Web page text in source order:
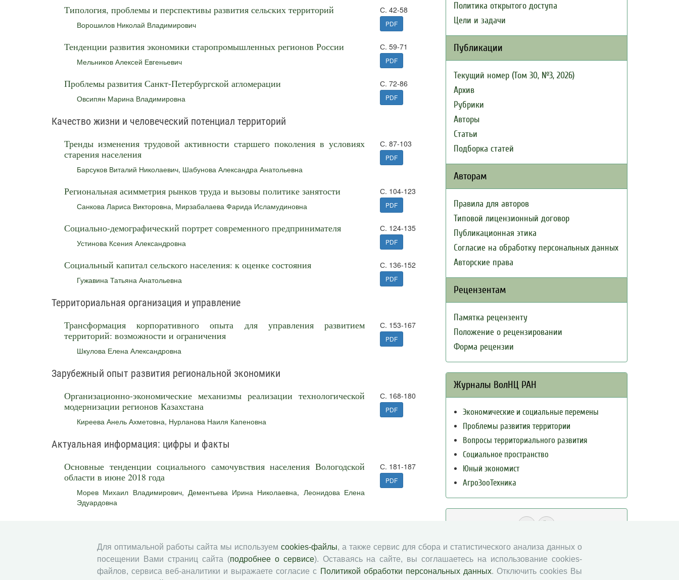
Типология, проблемы и перспективы развития сельских территорий
Ворошилов Николай Владимирович
С. 42-58
PDF
Тенденции развития экономики старопромышленных регионов России
Мельников Алексей Евгеньевич
С. 59-71
PDF
Проблемы развития Санкт-Петербургской агломерации
Овсипян Марина Владимировна
С. 72-86
PDF
Качество жизни и человеческий потенциал территорий
Тренды изменения трудовой активности старшего поколения в условиях
старения населения
Барсуков Виталий Николаевич, Шабунова Александра Анатольевна
С. 87-103
PDF
Региональная асимметрия рынков труда и вызовы политике занятости
Санкова Лариса Викторовна, Мирзабалаева Фарида Исламудиновна
С. 104-123
PDF
Социально-демографический портрет современного предпринимателя
Устинова Ксения Александровна
С. 124-135
PDF
Социальный капитал сельского населения: к оценке состояния
Гужавина Татьяна Анатольевна
С. 136-152
PDF
Территориальная организация и управление
Трансформация корпоративного опыта для управления развитием
территорий: возможности и ограничения
Шкулова Елена Александровна
С. 153-167
PDF
Зарубежный опыт развития региональной экономики
Организационно-экономические механизмы реализации технологической
модернизации регионов Казахстана
Киреева Анель Ахметовна, Нурланова Наиля Капеновна
С. 168-180
PDF
Актуальная информация: цифры и факты
Основные тенденции социального самочувствия населения Вологодской
области в июне 2018 года
Морев Михаил Владимирович, Дементьева Ирина Николаевна, Леонидова Елена
Эдуардовна
С. 181-187
PDF
Конференции, заседания, семинары
С. 188-195
PDF
С. 196-197
Политика открытого доступа
Цели и задачи
Публикации
Текущий номер (Том 30, №3, 2026)
Архив
Рубрики
Авторы
Статьи
Подборка статей
Авторам
Правила для авторов
Типовой лицензионный договор
Публикационная этика
Согласие на обработку персональных данных
Авторские права
Рецензентам
Памятка рецензенту
Положение о рецензировании
Форма рецензии
Журналы ВолНЦ РАН
Экономические и социальные перемены
Проблемы развития территории
Вопросы территориального развития
Социальное пространство
Юный экономист
АгроЗооТехника
Для оптимальной работы сайта мы используем cookies-файлы, а также сервис для сбора и статистического анализа данных о
посещении Вами страниц сайта (подробнее о сервисе). Оставаясь на сайте, вы соглашаетесь на использование cookies-
файлов, сервиса веб-аналитики и выражаете согласие с Политикой обработки персональных данных. Отключить cookies Вы